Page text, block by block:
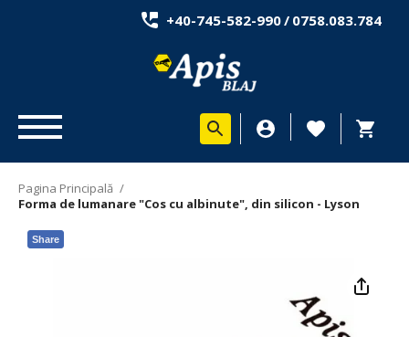
+40-745-582-990/ 0758.083.784
Pagina Principală /
Forma de lumanare "Cos cu albinute", din silicon - Lyson
Share